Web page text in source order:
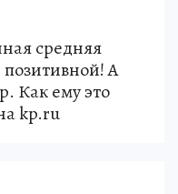
средняя
А
Как ему это
kp.ru